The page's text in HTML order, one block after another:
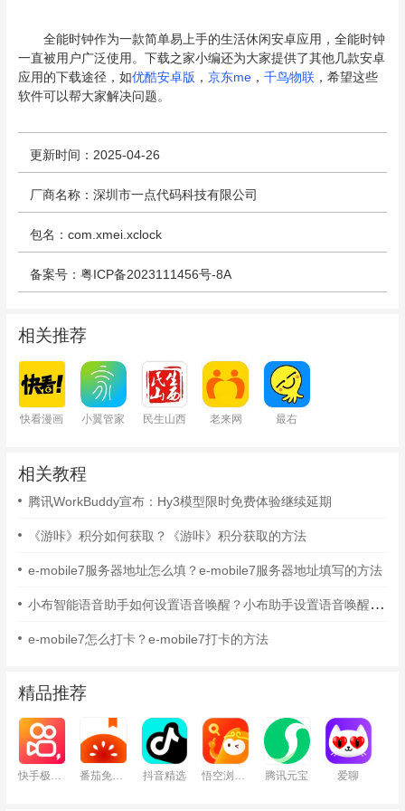
全能时钟作为一款简单易上手的生活休闲安卓应用，全能时钟
一直被用户广泛使用。下载之家小编还为大家提供了其他几款安卓
应用的下载途径，如优酷安卓版 ， 京东me， 千鸟物联 ，希望这些
软件可以帮大家解决问题。
更新时间：2025-04-26
厂商名称：深圳市一点代码科技有限公司
包名：com.xmei.xclock
备案号：粤ICP备2023111456号-8A
相关推荐
快看漫画 小翼管家 民生山西 老来网 最右
相关教程
腾讯WorkBuddy宣布：Hy3模型限时免费体验继续延期
《游咔》积分如何获取？《游咔》积分获取的方法
e-mobile7服务器地址怎么填？e-mobile7服务器地址填写的方法
小布智能语音助手如何设置语音唤醒？小布助手设置语音唤醒的方法
e-mobile7怎么打卡？e-mobile7打卡的方法
精品推荐
快手极速版 番茄免费小说 抖音精选 悟空浏览器 腾讯元宝 爱聊